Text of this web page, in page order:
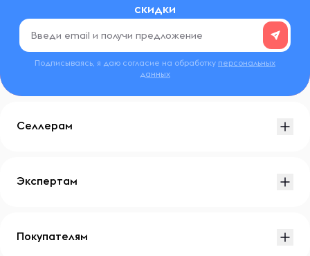
скидки
Подписываясь, я даю согласие на обработку персональных
данных
Селлерам
Экспертам
Покупателям